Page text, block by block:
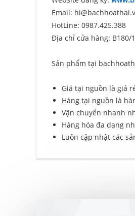
Email:
HotLine: 0987.425.388
Địa chỉ cửa hàng: B180/
Sản phẩm tại
Giá tại nguồn là giá
Hàng tại nguồn là
Vận chuyển nhanh
Hàng hóa đa dạng
Luôn cập nhật các